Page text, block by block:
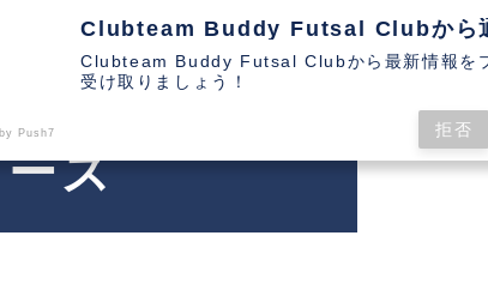
ス
Clubteam Buddy Futsal Clubから最新情報を
受け取りましょう！
Push7 拒否